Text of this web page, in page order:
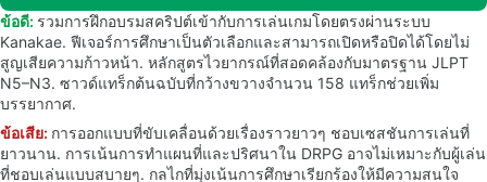
ข้อดี: รวมการฝึกอบรมสคริปต์เข้ากับการเล่นเกมโดยตรงผ่านระบบ
Kanakae. ฟีเจอร์การศึกษาเป็นตัวเลือกและสามารถเปิดหรือปิดได้โดยไม่
สูญเสียความก้าวหน้า. หลักสูตรไวยากรณ์ที่สอดคล้องกับมาตรฐาน JLPT
N5–N3. ซาวด์แทร็กต้นฉบับที่กว้างขวางจำนวน 158 แทร็กช่วยเพิ่ม
บรรยากาศ.
ข้อเสีย: การออกแบบที่ขับเคลื่อนด้วยเรื่องราวยาวๆ ชอบเซสชันการเล่นที่
ยาวนาน. การเน้นการทำแผนที่และปริศนาใน DRPG อาจไม่เหมาะกับผู้เล่น
ที่ชอบเล่นแบบสบายๆ. กลไกที่มุ่งเน้นการศึกษาเรียกร้องให้มีความสนใจ